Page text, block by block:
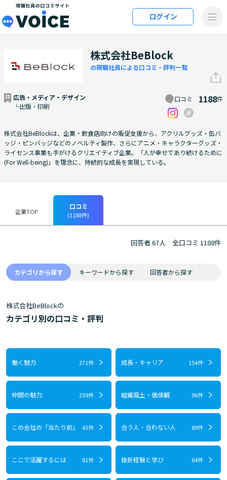
メインコンテンツにスキップ
ログイン
株式会社BeBlock
の現職社員による口コミ・評判一覧
広告・メディア・デザイン
└出版・印刷
口コミ 1188件
株式会社BeBlockは、企業・飲食店向けの販促支援から、アクリルグッズ・缶バ
ッジ・ピンバッジなどのノベルティ製作、さらにアニメ・キャラクターグッズ・
ライセンス事業も手がけるクリエイティブ企業。「人が幸せであり続けるために
(For Well-being)」を理念に、持続的な成長を実現している。
企業TOP
口コミ
(1188件)
回答者 67人 全口コミ 1188件
カテゴリから探す キーワードから探す 回答者から探す
株式会社BeBlockの
カテゴリ別の口コミ・評判
働く魅力 271件 成長・キャリア 154件
仲間の魅力 259件 組織風土・価値観 96件
この会社の「当たり前」 43件 合う人・合わない人 89件
ここで活躍するには 81件 挫折経験と学び 64件